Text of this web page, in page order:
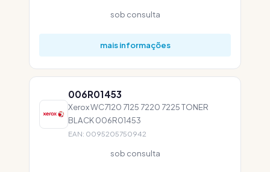
sob consulta
mais informações
006R01453
Xerox WC7120 7125 7220 7225 TONER
BLACK 006R01453
EAN: 0095205750942
sob consulta